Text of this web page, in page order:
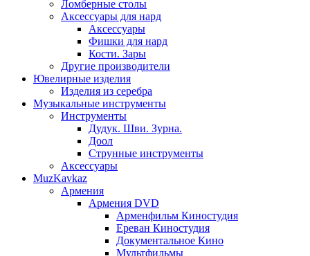
Ломберные столы
Аксессуары для нард
Аксессуары
Фишки для нард
Кости. Зары
Другие производители
Ювелирные изделия
Изделия из серебра
Музыкальные инструменты
Инструменты
Дудук. Шви. Зурна.
Доол
Струнные инструменты
Аксессуары
MuzKavkaz
Армения
Армения DVD
Арменфильм Киностудия
Ереван Киностудия
Документальное Кино
Мультфильмы